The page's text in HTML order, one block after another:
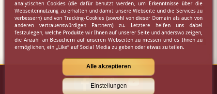
Newsletter Partner
Virtueller Rundgang Presse
analytischen Cookies (die dafür benutzt werden, um Erkenntnisse über die
Webseitennutzung zu erhalten und damit unsere Webseite und die Services zu
verbessern) und von Tracking-Cookies (sowohl von dieser Domain als auch von
anderen vertrauenswürdigen Partnern) zu. Letztere helfen uns dabei
festzulegen, welche Produkte wir Ihnen auf unserer Seite und anderswo zeigen,
die Anzahl an Besuchern auf unseren Webseiten zu messen und es Ihnen zu
ermöglichen, ein „Like“ auf Social Media zu geben oder etwas zu teilen.
Alle akzeptieren
Einstellungen